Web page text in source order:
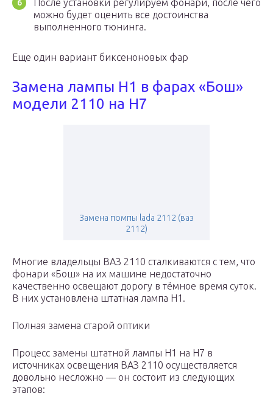
После установки регулируем фонари, после чего
можно будет оценить все достоинства
выполненного тюнинга.
Еще один вариант биксеноновых фар
Замена лампы H1 в фарах «Бош»
модели 2110 на H7
Замена помпы lada 2112 (ваз
2112)
Многие владельцы ВАЗ 2110 сталкиваются с тем, что
фонари «Бош» на их машине недостаточно
качественно освещают дорогу в тёмное время суток.
В них установлена штатная лампа H1.
Полная замена старой оптики
Процесс замены штатной лампы H1 на H7 в
источниках освещения ВАЗ 2110 осуществляется
довольно несложно — он состоит из следующих
этапов: